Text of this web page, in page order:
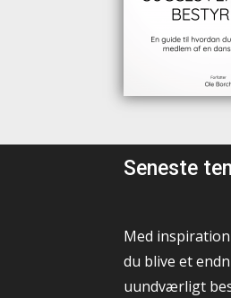
Seneste
Med
du blive et
uundværligt